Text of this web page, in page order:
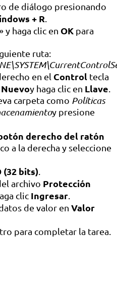
de diálogo presionando
+ R
y haga clic en OK para
ruta:
en el Control tecla
Nuevoy haga clic en Llave
carpeta como Políticas
y presione
derecho del ratón
a la derecha y seleccione
(32 bits)
archivo Protección
clic Ingresar
de valor en Valor
para completar la tarea.